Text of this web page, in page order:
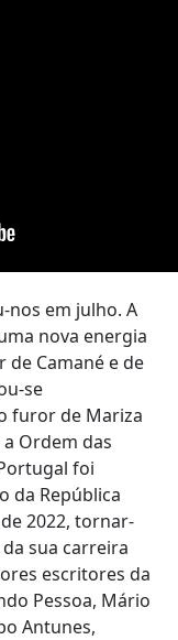
nos em julho. A
nova energia
de Camané e de
se
furor de Mariza
Ordem das
foi
da República
2022, tornar-
sua carreira
escritores da
Pessoa, Mário
Antunes,